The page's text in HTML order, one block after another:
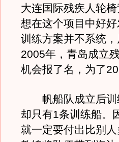
大连国际残疾人轮
想在这个项目中好
训练方案并不系统
2005年，青岛成立
机会报了名，为了
帆船队成立后训
却只有1条训练船。
就一定要付出比别